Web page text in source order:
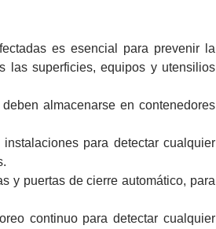
es esencial para prevenir la
las superficies, equipos y utensilios
almacenarse en contenedores
para detectar cualquier
y puertas de cierre automático, para
continuo para detectar cualquier